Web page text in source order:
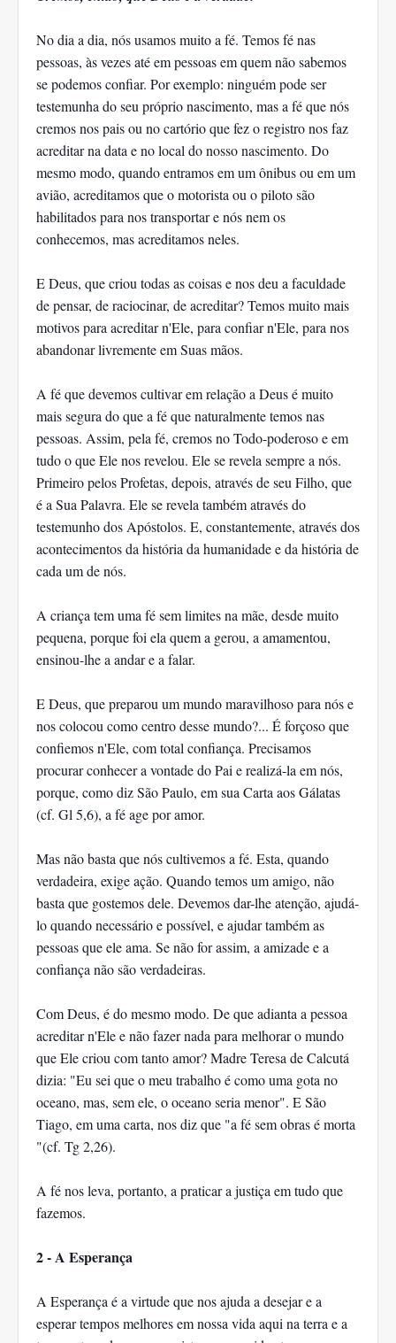
No dia a dia, nós usamos muito a fé. Temos fé nas
pessoas, às vezes até em pessoas em quem não sabemos
se podemos confiar. Por exemplo: ninguém pode ser
testemunha do seu próprio nascimento, mas a fé que nós
cremos nos pais ou no cartório que fez o registro nos faz
acreditar na data e no local do nosso nascimento. Do
mesmo modo, quando entramos em um ônibus ou em um
avião, acreditamos que o motorista ou o piloto são
habilitados para nos transportar e nós nem os
conhecemos, mas acreditamos neles.
E Deus, que criou todas as coisas e nos deu a faculdade
de pensar, de raciocinar, de acreditar? Temos muito mais
motivos para acreditar n'Ele, para confiar n'Ele, para nos
abandonar livremente em Suas mãos.
A fé que devemos cultivar em relação a Deus é muito
mais segura do que a fé que naturalmente temos nas
pessoas. Assim, pela fé, cremos no Todo-poderoso e em
tudo o que Ele nos revelou. Ele se revela sempre a nós.
Primeiro pelos Profetas, depois, através de seu Filho, que
é a Sua Palavra. Ele se revela também através do
testemunho dos Apóstolos. E, constantemente, através dos
acontecimentos da história da humanidade e da história de
cada um de nós.
A criança tem uma fé sem limites na mãe, desde muito
pequena, porque foi ela quem a gerou, a amamentou,
ensinou-lhe a andar e a falar.
E Deus, que preparou um mundo maravilhoso para nós e
nos colocou como centro desse mundo?... É forçoso que
confiemos n'Ele, com total confiança. Precisamos
procurar conhecer a vontade do Pai e realizá-la em nós,
porque, como diz São Paulo, em sua Carta aos Gálatas
(cf. Gl 5,6), a fé age por amor.
Mas não basta que nós cultivemos a fé. Esta, quando
verdadeira, exige ação. Quando temos um amigo, não
basta que gostemos dele. Devemos dar-lhe atenção, ajudá-
lo quando necessário e possível, e ajudar também as
pessoas que ele ama. Se não for assim, a amizade e a
confiança não são verdadeiras.
Com Deus, é do mesmo modo. De que adianta a pessoa
acreditar n'Ele e não fazer nada para melhorar o mundo
que Ele criou com tanto amor? Madre Teresa de Calcutá
dizia: "Eu sei que o meu trabalho é como uma gota no
oceano, mas, sem ele, o oceano seria menor". E São
Tiago, em uma carta, nos diz que "a fé sem obras é morta
"(cf. Tg 2,26).
A fé nos leva, portanto, a praticar a justiça em tudo que
fazemos.
2 - A Esperança
A Esperança é a virtude que nos ajuda a desejar e a
esperar tempos melhores em nossa vida aqui na terra e a